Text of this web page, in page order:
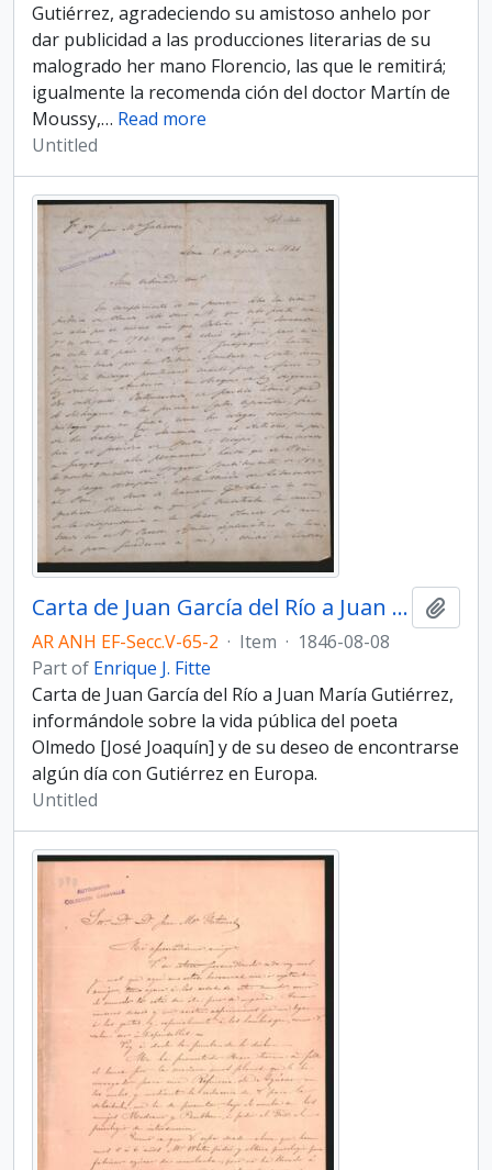
Gutiérrez, agradeciendo su amistoso anhelo por
dar publicidad a las producciones literarias de su
malogrado her­ mano Florencio, las que le remitirá;
igualmente la recomenda­ ción del doctor Martín de
Moussy,… Read more
Untitled
Carta de Juan García del Río a Juan María Gutiérrez, informándole sobre la vida pública del poeta Olmedo [José Joaquín]
AR ANH EF-Secc.V-65-2 · Item · 1846-08-08
Part of Enrique J. Fitte
Carta de Juan García del Río a Juan María Gutiérrez,
informándole sobre la vida pública del poeta
Olmedo [José Joaquín] y de su deseo de encontrarse
algún día con Gutiérrez en Europa.
Untitled